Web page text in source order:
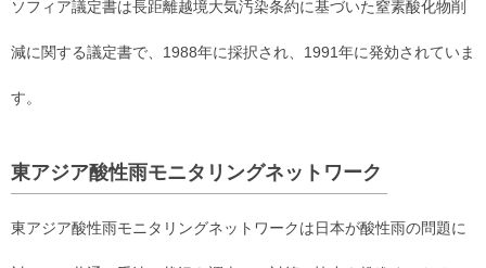
ソフィア議定書は長距離越境大気汚染条約に基づいた窒素酸化物削
減に関する議定書で、1988年に採択され、1991年に発効されていま
す。
東アジア酸性雨モニタリングネットワーク
東アジア酸性雨モニタリングネットワークは日本が酸性雨の問題に